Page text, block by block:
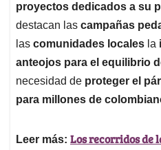
proyectos dedicados a su
destacan las campañas
las comunidades locales la
anteojos para el equilibrio
necesidad de proteger el
para millones de
Leer más: Los recorridos de